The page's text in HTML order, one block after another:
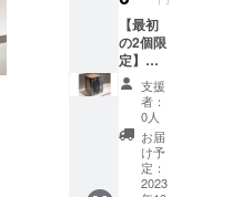
【最初
の2個限
定】ア
メリカ
天然香
杉のレ
ジンブ
ロック
※こちら
のレジ
支援
者：
0人
お届
け予
定：
2023